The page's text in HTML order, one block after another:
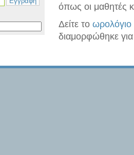
όπως οι μαθητές
Δείτε το
διαμορφώθηκε